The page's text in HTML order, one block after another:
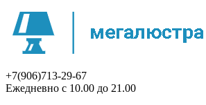
+7(906)713-29-67
Ежедневно с 10.00 до 21.00